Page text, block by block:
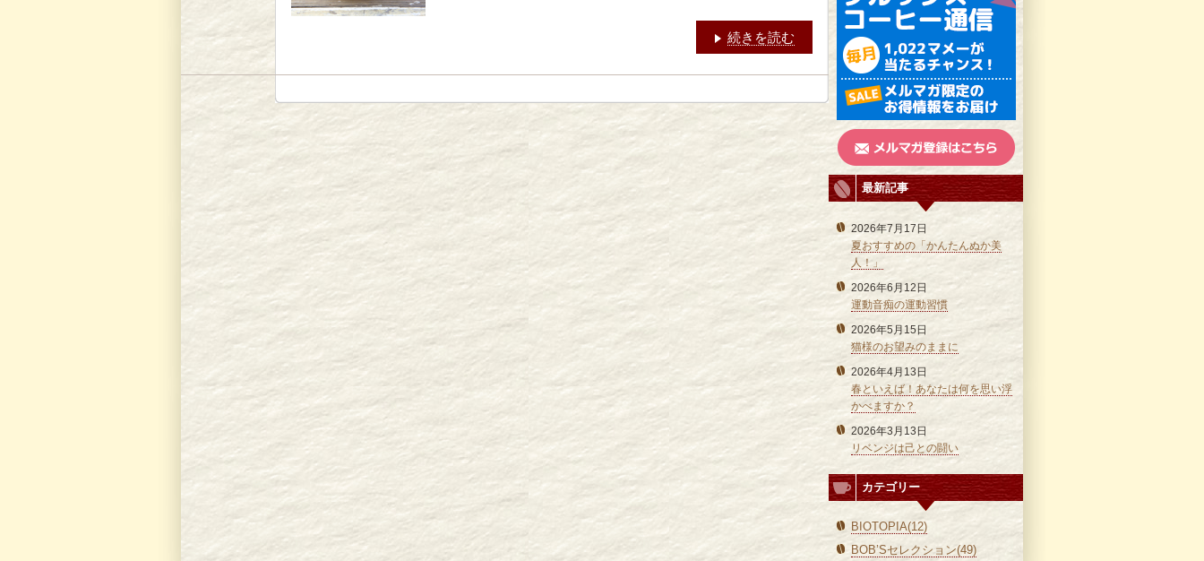
続きを読む
最新記事
2026年7月17日
夏おすすめの「かんたんぬか美
人！」
2026年6月12日
運動音痴の運動習慣
2026年5月15日
猫様のお望みのままに
2026年4月13日
春といえば！あなたは何を思い浮
かべますか？
2026年3月13日
リベンジは己との闘い
カテゴリー
BIOTOPIA(12)
BOB’Sセレクション(49)